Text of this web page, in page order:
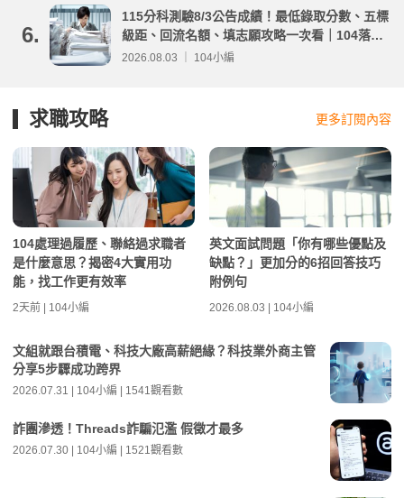
6.
115分科測驗8/3公告成績！最低錄取分數、五標
級距、回流名額、填志願攻略一次看｜104落點
分析
2026.08.03 ｜ 104小編
求職攻略 更多訂閱內容
104處理過履歷、聯絡過求職者
是什麼意思？揭密4大實用功
能，找工作更有效率
2天前 | 104小編
英文面試問題「你有哪些優點及
缺點？」更加分的6招回答技巧
附例句
2026.08.03 | 104小編
文組就跟台積電、科技大廠高薪絕緣？科技業外商主管
分享5步驟成功跨界
2026.07.31 | 104小編 | 1541觀看數
詐團滲透！Threads詐騙氾濫 假徵才最多
2026.07.30 | 104小編 | 1521觀看數